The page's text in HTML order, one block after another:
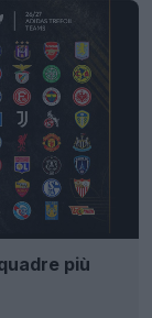
più